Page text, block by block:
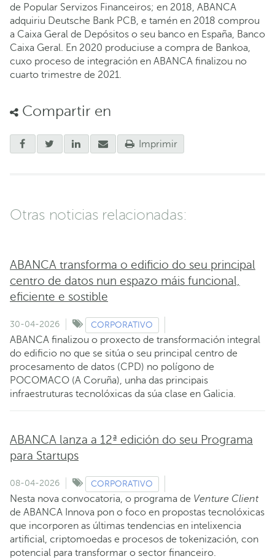
de Popular Servizos Financeiros; en 2018, ABANCA
adquiriu Deutsche Bank PCB, e tamén en 2018 comprou
a Caixa Geral de Depósitos o seu banco en España, Banco
Caixa Geral. En 2020 produciuse a compra de Bankoa,
cuxo proceso de integración en ABANCA finalizou no
cuarto trimestre de 2021.
Compartir en
Imprimir
Otras noticias relacionadas:
ABANCA transforma o edificio do seu principal
centro de datos nun espazo máis funcional,
eficiente e sostible
30-04-2026 CORPORATIVO
ABANCA finalizou o proxecto de transformación integral
do edificio no que se sitúa o seu principal centro de
procesamento de datos (CPD) no polígono de
POCOMACO (A Coruña), unha das principais
infraestruturas tecnolóxicas da súa clase en Galicia.
ABANCA lanza a 12ª edición do seu Programa
para Startups
08-04-2026 CORPORATIVO
Nesta nova convocatoria, o programa de Venture Client
de ABANCA Innova pon o foco en propostas tecnolóxicas
que incorporen as últimas tendencias en intelixencia
artificial, criptomoedas e procesos de tokenización, con
potencial para transformar o sector financeiro.